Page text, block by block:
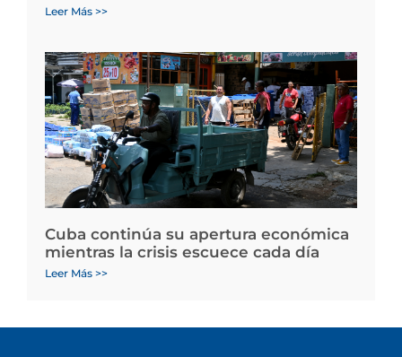
Leer Más >>
Cuba continúa su apertura económica
mientras la crisis escuece cada día
Leer Más >>